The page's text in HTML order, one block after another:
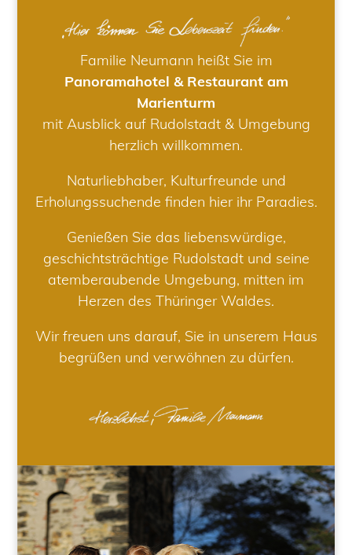
Familie Neumann heißt Sie im
Panoramahotel & Restaurant am
Marienturm
mit Ausblick auf Rudolstadt & Umgebung
herzlich willkommen.
Naturliebhaber, Kulturfreunde und
Erholungssuchende finden hier ihr Paradies.
Genießen Sie das liebenswürdige,
geschichtsträchtige Rudolstadt und seine
atemberaubende Umgebung, mitten im
Herzen des Thüringer Waldes.
Wir freuen uns darauf, Sie in unserem Haus
begrüßen und verwöhnen zu dürfen.